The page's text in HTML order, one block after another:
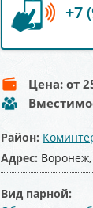
+7
Цена: от
Район:
Адрес:
Вид парной: